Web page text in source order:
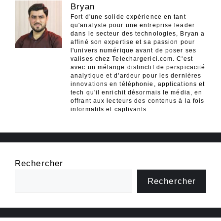
Bryan
Fort d'une solide expérience en tant
qu'analyste pour une entreprise leader
dans le secteur des technologies, Bryan a
affiné son expertise et sa passion pour
l'univers numérique avant de poser ses
valises chez Telechargerici.com. C'est
avec un mélange distinctif de perspicacité
analytique et d'ardeur pour les dernières
innovations en téléphonie, applications et
tech qu'il enrichit désormais le média, en
offrant aux lecteurs des contenus à la fois
informatifs et captivants.
Rechercher
Rechercher